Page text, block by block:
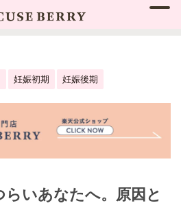
妊娠初期 妊娠後期
らいあなたへ。原因と